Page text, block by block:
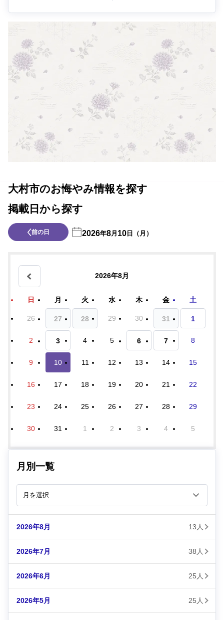
大村市のお悔やみ情報を探す
掲載日から探す
前の日 2026年8月 10日（月）
2026年8月
日 月 火 水 木 金 土
26 27 28 29 30 31 1
2 3 4 5 6 7 8
9 10 11 12 13 14 15
16 17 18 19 20 21 22
23 24 25 26 27 28 29
30 31 1 2 3 4 5
月別一覧
2026年8月 13人
2026年7月 38人
2026年6月 25人
2026年5月 25人